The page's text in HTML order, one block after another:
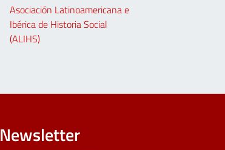
Asociación Latinoamericana e
Ibérica de Historia Social
(ALIHS)
Newsletter